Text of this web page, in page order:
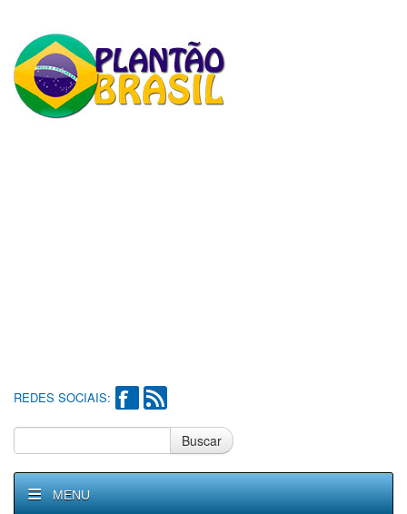
REDES SOCIAIS:
Buscar
MENU